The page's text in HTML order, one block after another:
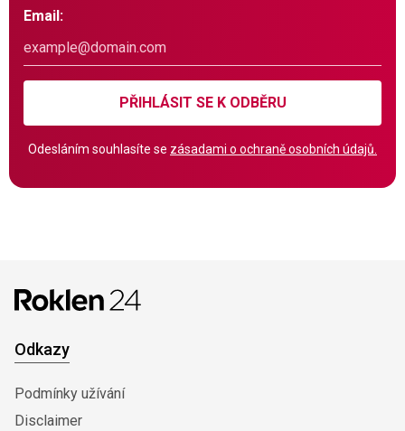
Email:
PŘIHLÁSIT SE K ODBĚRU
Odesláním souhlasíte se zásadami o ochraně osobních údajů.
Odkazy
Podmínky užívání
Disclaimer